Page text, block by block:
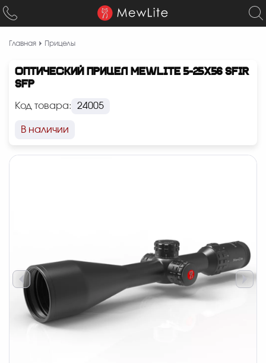
Главная Прицелы
ОПТИЧЕСКИЙ ПРИЦЕЛ MEWLITE 5-25X56 SFIR
SFP
Код товара: 24005
В наличии